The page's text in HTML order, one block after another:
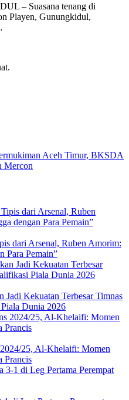
– Suasana tenang di
Playen, Gunungkidul,
Aceh Timur, BKSDA
Mercon
dari Arsenal, Ruben Amorim:
Para Pemain”
Jadi Kekuatan Terbesar Timnas
Dunia 2026
25, Al-Khelaifi: Momen
Prancis